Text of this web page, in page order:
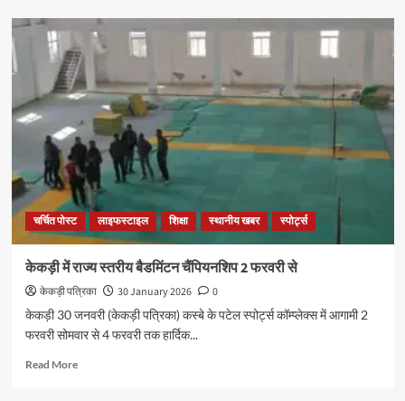
चर्चित पोस्ट लाइफस्टाइल शिक्षा स्थानीय खबर स्पोर्ट्स
केकड़ी में राज्य स्तरीय बैडमिंटन चैंपियनशिप 2 फरवरी से
केकड़ी पत्रिका 30 January 2026
0
केकड़ी 30 जनवरी (केकड़ी पत्रिका) कस्बे के पटेल स्पोर्ट्स कॉम्प्लेक्स में आगामी 2
फरवरी सोमवार से 4 फरवरी तक हार्दिक...
Read More